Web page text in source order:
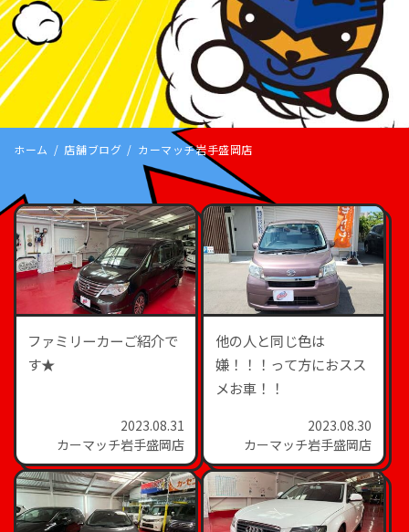
ホーム 店舗ブログ カーマッチ岩手盛岡店
ファミリーカーご紹介で
す★
2023.08.31
カーマッチ岩手盛岡店
他の人と同じ色は
嫌！！！って方におスス
メお車！！
2023.08.30
カーマッチ岩手盛岡店